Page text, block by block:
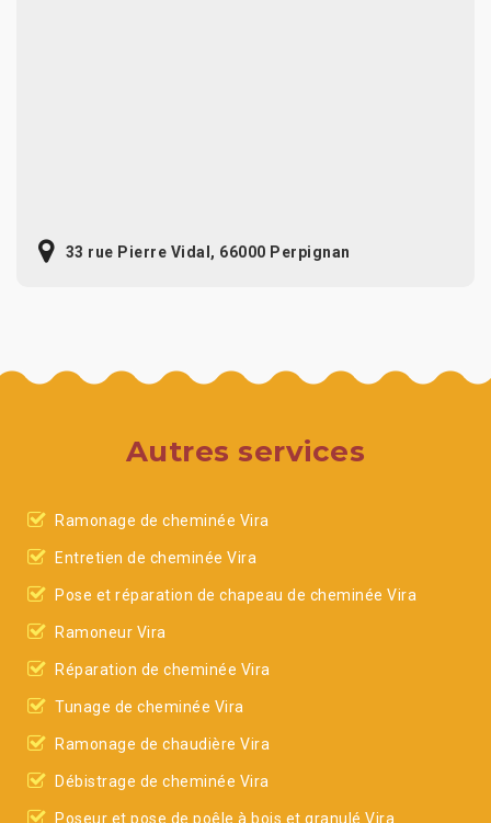
33 rue Pierre Vidal, 66000 Perpignan
Autres services
Ramonage de cheminée Vira
Entretien de cheminée Vira
Pose et réparation de chapeau de cheminée Vira
Ramoneur Vira
Réparation de cheminée Vira
Tunage de cheminée Vira
Ramonage de chaudière Vira
Débistrage de cheminée Vira
Poseur et pose de poêle à bois et granulé Vira